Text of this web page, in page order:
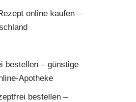
online kaufen –
bestellen – günstige
Apotheke
bestellen –